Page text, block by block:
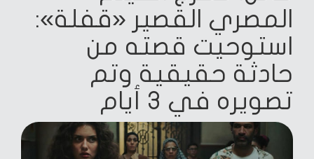
المصري القصير «قفلة»:
استوحيت قصته من
حادثة حقيقية وتم
تصويره في 3 أيام